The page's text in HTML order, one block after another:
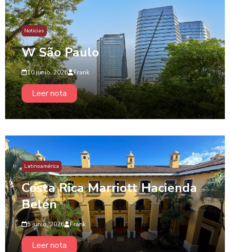
Noticias
W São Paulo
10 junio, 2026 Frank
Leer nota
Latinoamérica
Costa Rica Marriott Hacienda
Belén
5 junio, 2026 Frank
Leer nota